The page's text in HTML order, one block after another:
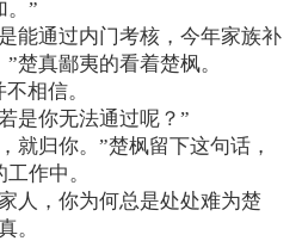
。”
通过内门考核，今年家族补
楚真鄙夷的看着楚枫。
相信。
你无法通过呢？”
归你。”楚枫留下这句话，
作中。
，你为何总是处处难为楚
。